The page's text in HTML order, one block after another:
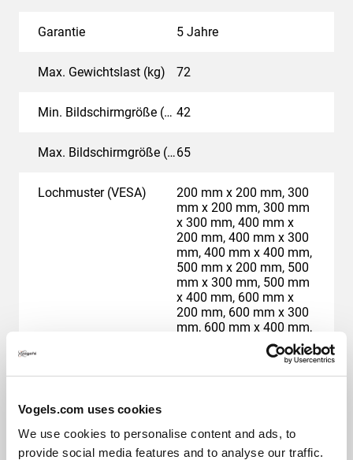
Vogels.com uses cookies
We use cookies to personalise content and ads, to
provide social media features and to analyse our traffic.
Garantie 5 Jahre
Max. Gewichtslast (kg) 72
Min. Bildschirmgröße (Zoll) 42
Max. Bildschirmgröße (Zoll)65
Lochmuster (VESA)
200 mm x 200 mm, 300
mm x 200 mm, 300 mm
x 300 mm, 400 mm x
200 mm, 400 mm x 300
mm, 400 mm x 400 mm,
500 mm x 200 mm, 500
mm x 300 mm, 500 mm
x 400 mm, 600 mm x
200 mm, 600 mm x 300
mm, 600 mm x 400 mm,
600 mm x 600 mm, 700
mm x 400 mm, 700 mm
x 450 mm, 800 mm x
Farbe Schwarz